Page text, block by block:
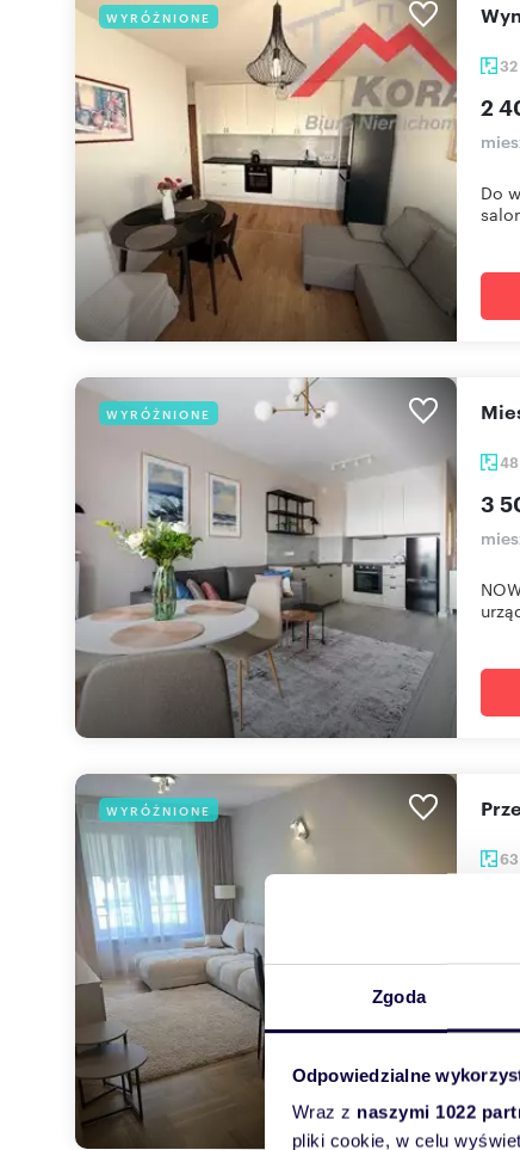
Zgoda
Odpowiedzialne
Wraz z naszymi 1022
pliki cookie, w celu
WYRÓŻNIONE
32
2
Do
WYRÓŻNIONE
48
3
WYRÓŻNIONE
63